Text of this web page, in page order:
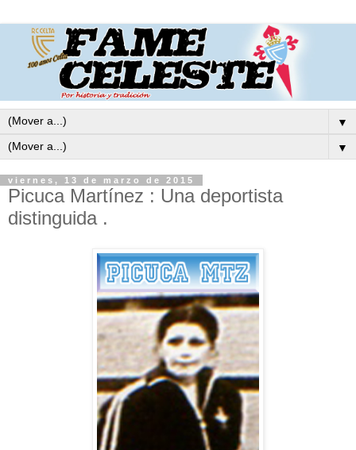
▼
▼
viernes, 13 de marzo de 2015
Picuca Martínez : Una deportista
distinguida .